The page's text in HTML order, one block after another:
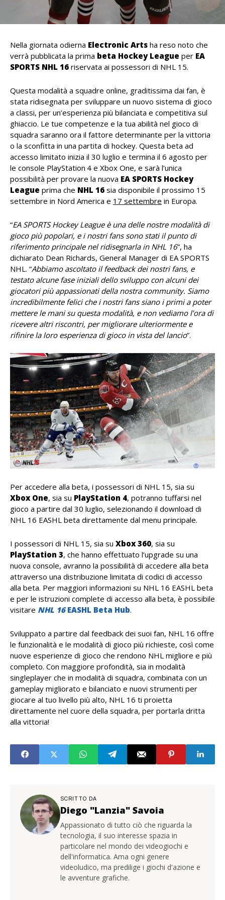
Nella giornata odierna Electronic Arts ha reso noto che
verrà pubblicata la prima beta Hockey League per EA
SPORTS NHL 16 riservata ai possessori di NHL 15.
Questa modalità a squadre online, graditissima dai fan, è
stata ridisegnata per sviluppare un nuovo sistema di gioco
a classi, per un’esperienza più bilanciata e competitiva sul
ghiaccio. Le tue competenze e la tua abilità nel gioco di
squadra saranno ora il fattore determinante per la vittoria
o la sconfitta in una partita di hockey. Questa beta ad
accesso limitato inizia il 30 luglio e termina il 6 agosto per
le console PlayStation 4 e Xbox One, e sarà l’unica
possibilità per provare la nuova EA SPORTS Hockey
League prima che NHL 16 sia disponibile il prossimo 15
settembre in Nord America e 17 settembre in Europa.
“EA SPORTS Hockey League è una delle nostre modalità di
gioco più popolari, e i nostri fans sono stati il punto di
riferimento principale nel ridisegnarla in NHL 16”, ha
dichiarato Dean Richards, General Manager di EA SPORTS
NHL. “Abbiamo ascoltato il feedback dei nostri fans, e
testato alcune fase iniziali dello sviluppo con alcuni dei
giocatori più appassionati della nostra community. Siamo
incredibilmente felici che i nostri fans siano i primi a poter
mettere le mani su questa modalità, e non vediamo l’ora di
ricevere altri riscontri, per migliorare ulteriormente e
rifinire la loro esperienza di gioco in vista del lancio”.
Per accedere alla beta, i possessori di NHL 15, sia su
Xbox One, sia su PlayStation 4, potranno tuffarsi nel
gioco a partire dal 30 luglio, selezionando il download di
NHL 16 EASHL beta direttamente dal menu principale.
I possessori di NHL 15, sia su Xbox 360, sia su
PlayStation 3, che hanno effettuato l’upgrade su una
nuova console, avranno la possibilità di accedere alla beta
attraverso una distribuzione limitata di codici di accesso
alla beta. Per maggiori informazioni su NHL 16 EASHL beta
e per le istruzioni complete di accesso alla beta, è possibile
visitare NHL 16EASHL Beta Hub.
Sviluppato a partire dal feedback dei suoi fan, NHL 16 offre
le funzionalità e le modalità di gioco più richieste, così come
nuove esperienze di gioco che rendono NHL migliore e più
completo. Con maggiore profondità, sia in modalità
singleplayer che in modalità di squadra, combinata con un
gameplay migliorato e bilanciato e nuovi strumenti per
giocare al tuo livello più alto, NHL 16 ti proietta
direttamente nel cuore della squadra, per portarla dritta
alla vittoria!
SCRITTO DA
Diego "Lanzia" Savoia
Appassionato di tutto ciò che riguarda la
tecnologia, il suo interesse spazia in
particolare nel mondo dei videogiochi e
dell'informatica. Ama ogni genere
videoludico, ma predilige i giochi d'azione e
le avventure grafiche.